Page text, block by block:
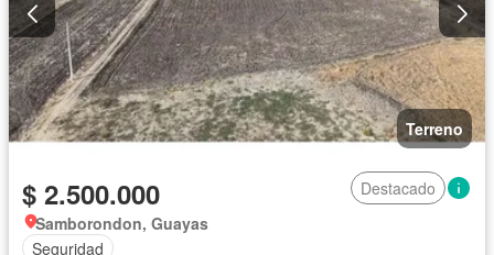
Terreno
$ 2.500.000
Destacado
Samborondon, Guayas
Seguridad